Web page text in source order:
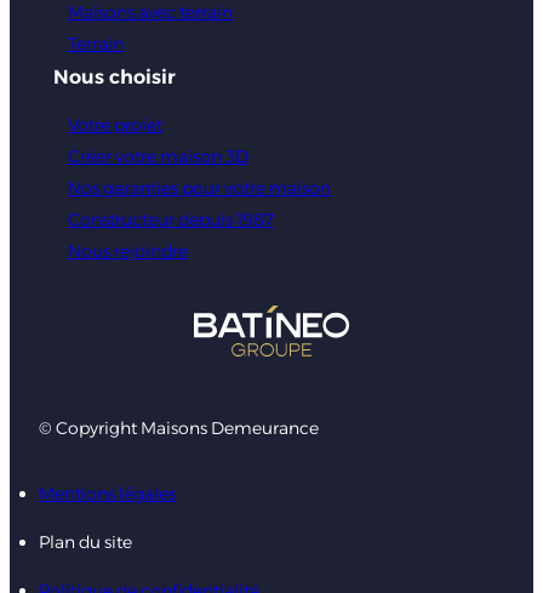
Maisons avec terrain
Terrain
Nous choisir
Votre projet
Créer votre maison 3D
Nos garanties pour votre maison
Constructeur depuis 1987
Nous rejoindre
© Copyright Maisons Demeurance
Mentions légales
Plan du site